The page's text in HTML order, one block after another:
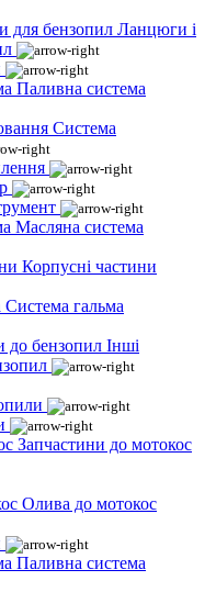
Ланцюги і
Паливна система
Система
Масляна система
Корпусні частини
Система гальма
Інші
Запчастини до мотокос
Олива до мотокос
Паливна система